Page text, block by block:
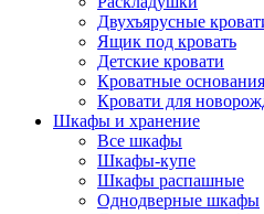
Двухъярусные
Ящик под кровать
Детские кровати
Кроватные основания
Кровати для
Шкафы и хранение
Все шкафы
Шкафы-купе
Шкафы распашные
Однодверные шкафы